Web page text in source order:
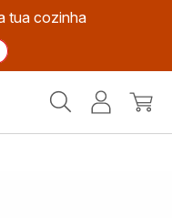
tua cozinha
O